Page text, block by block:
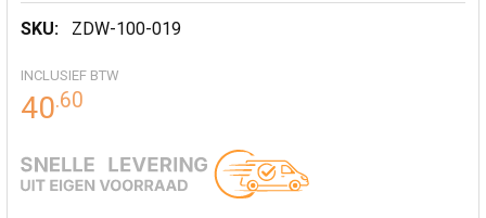
SKU: ZDW-100-019
INCLUSIEF BTW
40.60